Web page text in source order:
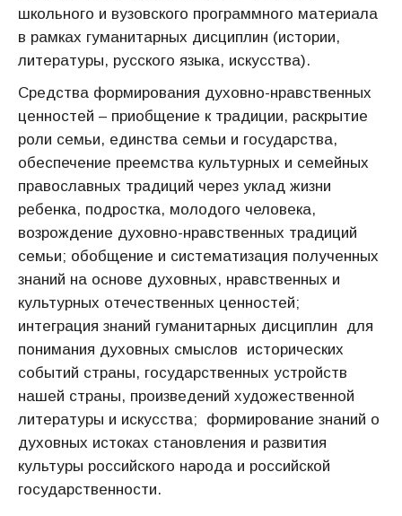
школьного и вузовского программного материала
в рамках гуманитарных дисциплин (истории,
литературы, русского языка, искусства).
Средства формирования духовно-нравственных
ценностей – приобщение к традиции, раскрытие
роли семьи, единства семьи и государства,
обеспечение преемства культурных и семейных
православных традиций через уклад жизни
ребенка, подростка, молодого человека,
возрождение духовно-нравственных традиций
семьи; обобщение и систематизация полученных
знаний на основе духовных, нравственных и
культурных отечественных ценностей;
интеграция знаний гуманитарных дисциплин для
понимания духовных смыслов исторических
событий страны, государственных устройств
нашей страны, произведений художественной
литературы и искусства; формирование знаний о
духовных истоках становления и развития
культуры российского народа и российской
государственности.